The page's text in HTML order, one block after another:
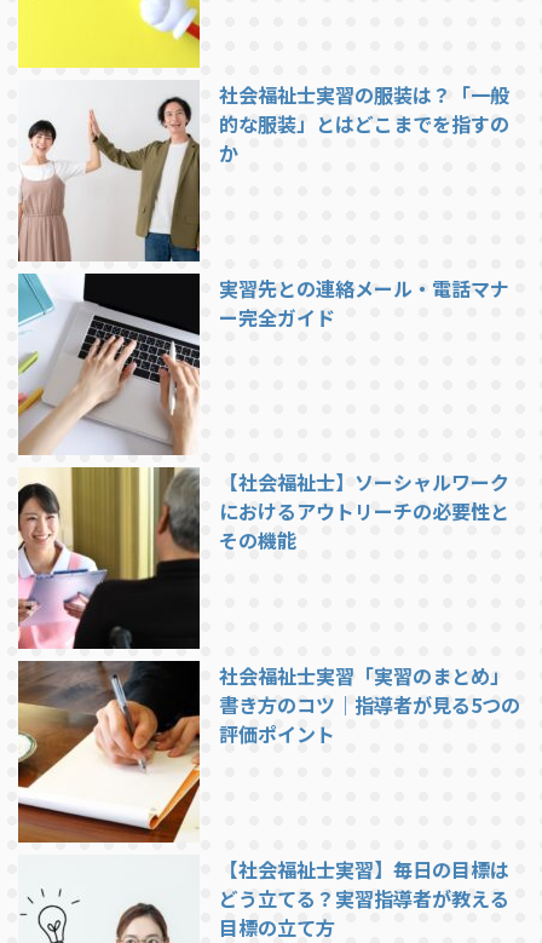
社会福祉士実習の服装は？「一般
的な服装」とはどこまでを指すの
か
実習先との連絡メール・電話マナ
ー完全ガイド
【社会福祉士】ソーシャルワーク
におけるアウトリーチの必要性と
その機能
社会福祉士実習「実習のまとめ」
書き方のコツ｜指導者が見る5つの
評価ポイント
【社会福祉士実習】毎日の目標は
どう立てる？実習指導者が教える
目標の立て方